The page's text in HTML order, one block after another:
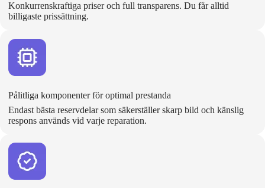
Konkurrenskraftiga priser och full transparens. Du får alltid
billigaste prissättning.
Pålitliga komponenter för optimal prestanda
Endast bästa reservdelar som säkerställer skarp bild och känslig
respons används vid varje reparation.